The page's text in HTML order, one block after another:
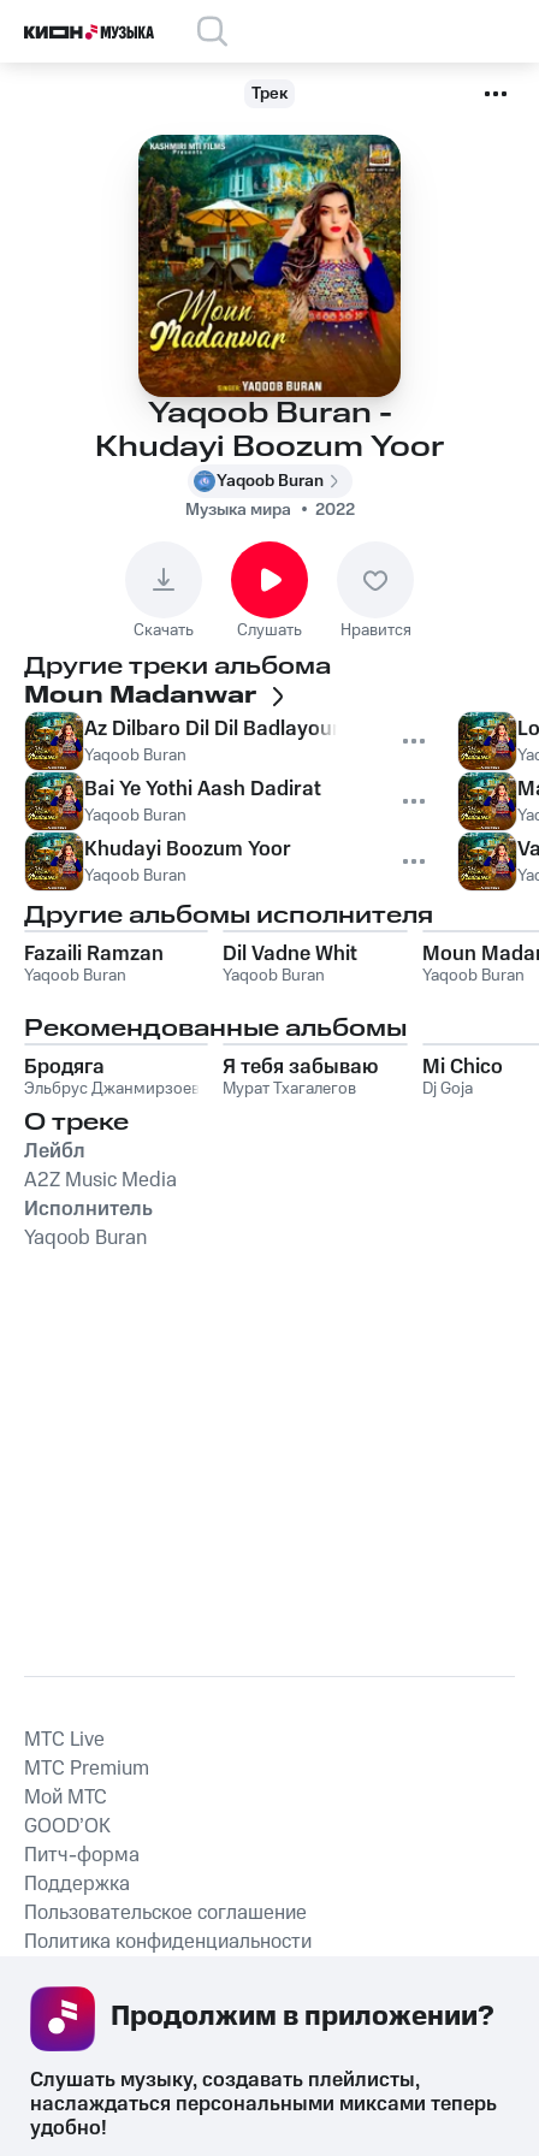
Трек
Yaqoob Buran -
Khudayi Boozum Yoor
Yaqoob Buran
Музыка мира
2022
Скачать Слушать Нравится
Другие треки альбома
Moun Madanwar
Az Dilbaro Dil Dil Badlayoun
Yaqoob Buran
Bai Ye Yothi Aash Dadirat
Yaqoob Buran
Khudayi Boozum Yoor
Yaqoob Buran
Другие альбомы исполнителя
Fazaili Ramzan
Yaqoob Buran
Dil Vadne Whit
Yaqoob Buran
Moun
Yaqoob Buran
Рекомендованные альбомы
Бродяга
Эльбрус Джанмирзоев
Я тебя забываю
Мурат Тхагалегов
Mi Chico
Dj Goja
О треке
Лейбл
A2Z Music Media
Исполнитель
Yaqoob Buran
СКАЧАТЬ ПРИЛОЖЕНИЕ
MTС Live
MTС Premium
Мой МТС
GOOD’OK
Питч-форма
Поддержка
Пользовательское соглашение
Политика конфиденциальности
Слушать музыку, создавать плейлисты,
наслаждаться персональными миксами теперь
удобно!